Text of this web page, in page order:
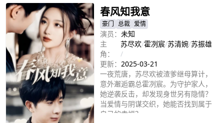
春风知我意
豪门 总裁 爱情
演员： 未知
主
角：
苏尽欢/霍冽宸/苏清婉/苏振雄
/
更新： 2025-03-21
一夜荒唐，苏尽欢被渣爹继母算计，
意外邂逅霸总霍冽宸。为守护家人，
她逆袭反击，却发现身世另有隐情？
当爱情与阴谋交织，她能否找到属于
自己的幸福？